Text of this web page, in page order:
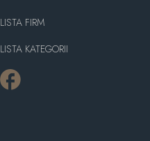
LISTA FIRM
LISTA KATEGORII